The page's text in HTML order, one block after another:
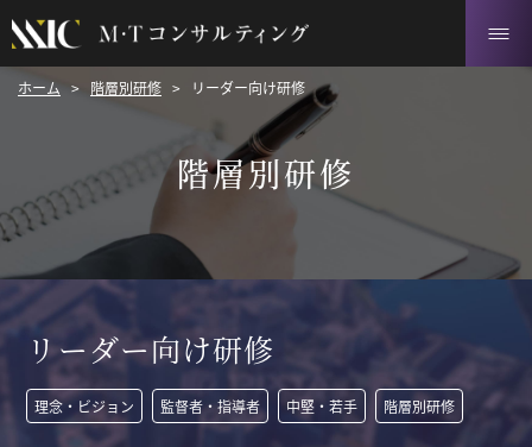
階層別研修
ホーム > 階層別研修 > リーダー向け研修
リーダー向け研修
理念・ビジョン 監督者・指導者 中堅・若手 階層別研修